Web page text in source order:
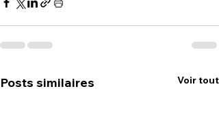
Posts similaires Voir tout